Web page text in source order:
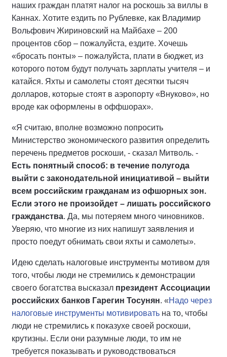
наших граждан платят налог на роскошь за виллы в
Каннах. Хотите ездить по Рублевке, как Владимир
Вольфович Жириновский на Майбахе – 200
процентов сбор – пожалуйста, ездите. Хочешь
«бросать понты» – пожалуйста, плати в бюджет, из
которого потом будут получать зарплаты учителя – и
катайся. Яхты и самолеты стоят десятки тысяч
долларов, которые стоят в аэропорту «Внуково», но
вроде как оформлены в оффшорах».
«Я считаю, вполне возможно попросить
Министерство экономического развития определить
перечень предметов роскоши, - сказал Митволь. -
Есть понятный способ: в течение полугода
выйти с законодательной инициативой – выйти
всем российским гражданам из офшорных зон.
Если этого не произойдет – лишать российского
гражданства. Да, мы потеряем много чиновников.
Уверяю, что многие из них напишут заявления и
просто поедут обнимать свои яхты и самолеты».
Идею сделать налоговые инструменты мотивом для
того, чтобы люди не стремились к демонстрации
своего богатства высказал президент Ассоциации
российских банков Гарегин Тосунян. «Надо через
налоговые инструменты мотивировать на то, чтобы
люди не стремились к показухе своей роскоши,
крутизны. Если они разумные люди, то им не
требуется показывать и руководствоваться